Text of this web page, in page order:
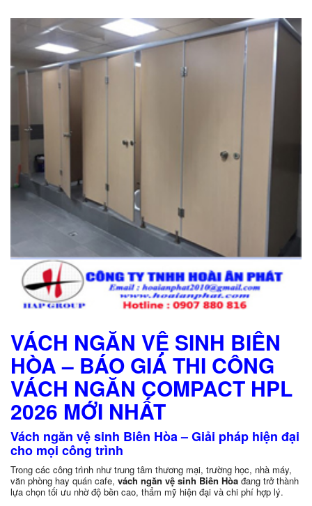
VÁCH NGĂN VỆ SINH BIÊN
HÒA – BÁO GIÁ THI CÔNG
VÁCH NGĂN COMPACT HPL
2026 MỚI NHẤT
Vách ngăn vệ sinh Biên Hòa – Giải pháp hiện đại
cho mọi công trình
Trong các công trình như trung tâm thương mại, trường học, nhà máy,
văn phòng hay quán cafe, vách ngăn vệ sinh Biên Hòa đang trở thành
lựa chọn tối ưu nhờ độ bền cao, thẩm mỹ hiện đại và chi phí hợp lý.